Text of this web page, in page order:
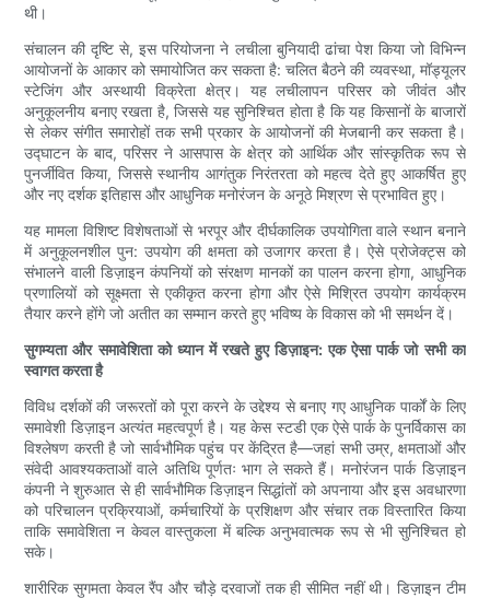
थी।
संचालन की दृष्टि से, इस परियोजना ने लचीला बुनियादी ढांचा पेश किया जो विभिन्न
आयोजनों के आकार को समायोजित कर सकता है: चलित बैठने की व्यवस्था, मॉड्यूलर
स्टेजिंग और अस्थायी विक्रेता क्षेत्र। यह लचीलापन परिसर को जीवंत और
अनुकूलनीय बनाए रखता है, जिससे यह सुनिश्चित होता है कि यह किसानों के बाजारों
से लेकर संगीत समारोहों तक सभी प्रकार के आयोजनों की मेजबानी कर सकता है।
उद्घाटन के बाद, परिसर ने आसपास के क्षेत्र को आर्थिक और सांस्कृतिक रूप से
पुनर्जीवित किया, जिससे स्थानीय आगंतुक निरंतरता को महत्व देते हुए आकर्षित हुए
और नए दर्शक इतिहास और आधुनिक मनोरंजन के अनूठे मिश्रण से प्रभावित हुए।
यह मामला विशिष्ट विशेषताओं से भरपूर और दीर्घकालिक उपयोगिता वाले स्थान बनाने
में अनुकूलनशील पुन: उपयोग की क्षमता को उजागर करता है। ऐसे प्रोजेक्ट्स को
संभालने वाली डिज़ाइन कंपनियों को संरक्षण मानकों का पालन करना होगा, आधुनिक
प्रणालियों को सूक्ष्मता से एकीकृत करना होगा और ऐसे मिश्रित उपयोग कार्यक्रम
तैयार करने होंगे जो अतीत का सम्मान करते हुए भविष्य के विकास को भी समर्थन दें।
सुगम्यता और समावेशिता को ध्यान में रखते हुए डिज़ाइन: एक ऐसा पार्क जो सभी का
स्वागत करता है
विविध दर्शकों की जरूरतों को पूरा करने के उद्देश्य से बनाए गए आधुनिक पार्कों के लिए
समावेशी डिज़ाइन अत्यंत महत्वपूर्ण है। यह केस स्टडी एक ऐसे पार्क के पुनर्विकास का
विश्लेषण करती है जो सार्वभौमिक पहुंच पर केंद्रित है—जहां सभी उम्र, क्षमताओं और
संवेदी आवश्यकताओं वाले अतिथि पूर्णतः भाग ले सकते हैं। मनोरंजन पार्क डिज़ाइन
कंपनी ने शुरुआत से ही सार्वभौमिक डिज़ाइन सिद्धांतों को अपनाया और इस अवधारणा
को परिचालन प्रक्रियाओं, कर्मचारियों के प्रशिक्षण और संचार तक विस्तारित किया
ताकि समावेशिता न केवल वास्तुकला में बल्कि अनुभवात्मक रूप से भी सुनिश्चित हो
सके।
शारीरिक सुगमता केवल रैंप और चौड़े दरवाजों तक ही सीमित नहीं थी। डिज़ाइन टीम